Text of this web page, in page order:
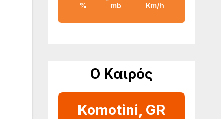
%
mb
Km/h
Ο Καιρός
Komotini, GR